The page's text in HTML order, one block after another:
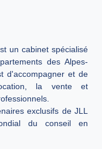
un cabinet spécialisé
des Alpes-
d'accompagner et de
la vente et
exclusifs de JLL
du conseil en